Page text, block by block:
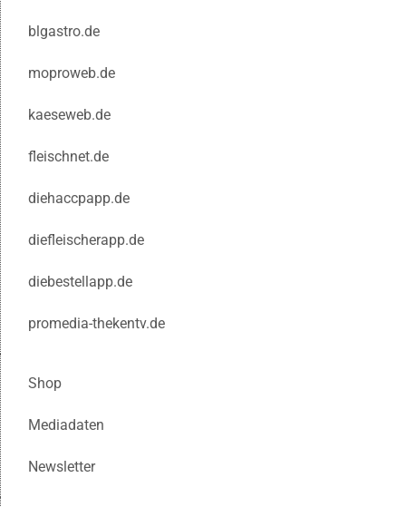
blgastro.de
moproweb.de
kaeseweb.de
fleischnet.de
diehaccpapp.de
diefleischerapp.de
diebestellapp.de
promedia-thekentv.de
Shop
Mediadaten
Newsletter